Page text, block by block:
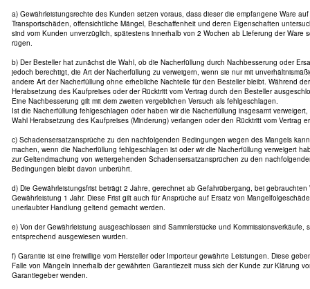
a) Gewährleistungsrechte des Kunden setzen voraus, dass dieser die empfangene Ware
Transportschäden, offensichtliche Mängel, Beschaffenheit und deren Eigenschaften
sind vom Kunden unverzüglich, spätestens innerhalb von 2 Wochen ab Lieferung der Ware
rügen.
b) Der Besteller hat zunächst die Wahl, ob die Nacherfüllung durch Nachbesserung oder
jedoch berechtigt, die Art der Nacherfüllung zu verweigern, wenn sie nur mit
andere Art der Nacherfüllung ohne erhebliche Nachteile für den Besteller bleibt. Während
Herabsetzung des Kaufpreises oder der Rücktritt vom Vertrag durch den Besteller
Eine Nachbesserung gilt mit dem zweiten vergeblichen Versuch als fehlgeschlagen.
Ist die Nacherfüllung fehlgeschlagen oder haben wir die Nacherfüllung insgesamt
Wahl Herabsetzung des Kaufpreises (Minderung) verlangen oder den Rücktritt vom Vertrag
c) Schadensersatzansprüche zu den nachfolgenden Bedingungen wegen des Mangels
machen, wenn die Nacherfüllung fehlgeschlagen ist oder wir die Nacherfüllung verweigert
zur Geltendmachung von weitergehenden Schadensersatzansprüchen zu den
Bedingungen bleibt davon unberührt.
d) Die Gewährleistungsfrist beträgt 2 Jahre, gerechnet ab Gefahrübergang, bei gebrauchten
Gewährleistung 1 Jahr. Diese Frist gilt auch für Ansprüche auf Ersatz von
unerlaubter Handlung geltend gemacht werden.
e) Von der Gewährleistung ausgeschlossen sind Sammlerstücke und Kommissionsverkäufe,
entsprechend ausgewiesen wurden.
f) Garantie ist eine freiwillige vom Hersteller oder Importeur gewährte Leistungen. Diese
Falle von Mängeln innerhalb der gewährten Garantiezeit muss sich der Kunde zur Klärung
Garantiegeber wenden.